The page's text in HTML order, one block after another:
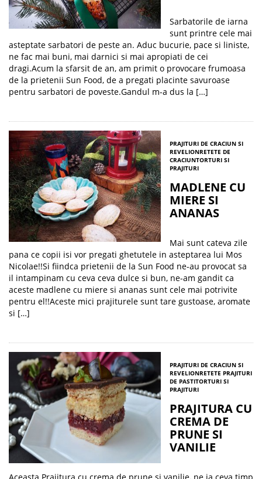
Sarbatorile de iarna
sunt printre cele mai
asteptate sarbatori de peste an. Aduc bucurie, pace si liniste,
ne fac mai buni, mai darnici si mai apropiati de cei
dragi.Acum la sfarsit de an, am primit o provocare frumoasa
de la prietenii Sun Food, de a pregati placinte savuroase
pentru sarbatori de poveste.Gandul m-a dus la […]
PRAJITURI DE CRACIUN SI
REVELIONRETETE DE
CRACIUNTORTURI SI
PRAJITURI
MADLENE CU
MIERE SI
ANANAS
Mai sunt cateva zile
pana ce copii isi vor pregati ghetutele in asteptarea lui Mos
Nicolae!!Si fiindca prietenii de la Sun Food ne-au provocat sa
il intampinam cu ceva ceva dulce si bun, ne-am gandit ca
aceste madlene cu miere si ananas sunt cele mai potrivite
pentru el!!Aceste mici prajiturele sunt tare gustoase, aromate
si […]
PRAJITURI DE CRACIUN SI
REVELIONRETETE PRAJITURI
DE PASTITORTURI SI
PRAJITURI
PRAJITURA CU
CREMA DE
PRUNE SI
VANILIE